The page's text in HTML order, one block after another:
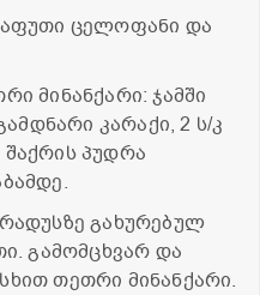
ცელოფანი და
მინანქარი: ჯამში
კარაქი, 2 ს/კ
შაქრის პუდრა
გახურებულ
გამომცხვარ და
თეთრი მინანქარი.